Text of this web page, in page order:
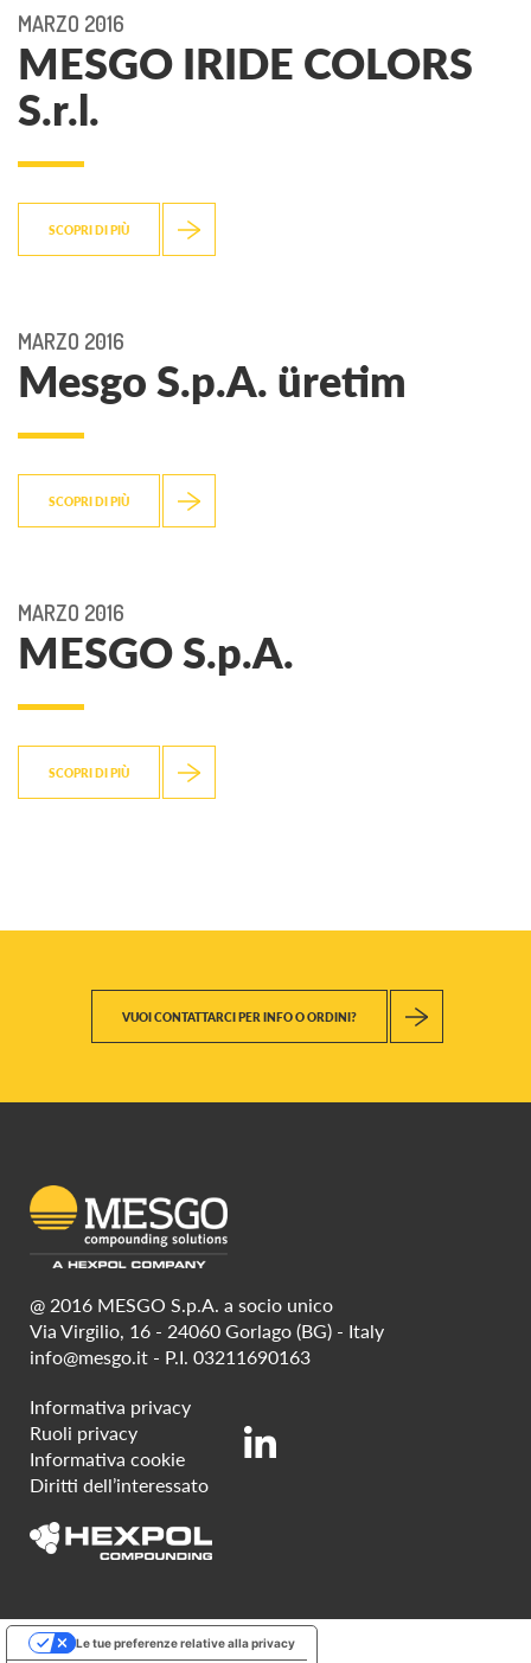
MARZO 2016
MESGO IRIDE COLORS
S.r.l.
SCOPRI DI PIÙ
MARZO 2016
Mesgo S.p.A. üretim
SCOPRI DI PIÙ
MARZO 2016
MESGO S.p.A.
SCOPRI DI PIÙ
VUOI CONTATTARCI PER INFO O ORDINI?
@ 2016 MESGO S.p.A. a socio unico
Via Virgilio, 16 - 24060 Gorlago (BG) - Italy
info@mesgo.it - P.I. 03211690163
Informativa privacy
Ruoli privacy
Informativa cookie
Diritti dell’interessato
Le tue preferenze relative alla privacy